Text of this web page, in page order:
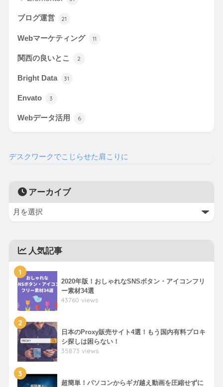
ブログ運営 21
Webマーケティング 11
関西の良いとこ 2
Bright Data 31
Envato 3
Webデータ活用 6
デスクワークでこじらせた肩こりに
アーカイブ
人気記事
1
2020年版！おしゃれなSNSボタン・アイコンフリ
ー素材34選
43760 views
2
日本のProxy販売サイト4選！もう国内有料プロキ
シ探しは困らない！
35873 views
3
超簡単！パソコンからギガ越え動画を圧縮せずに